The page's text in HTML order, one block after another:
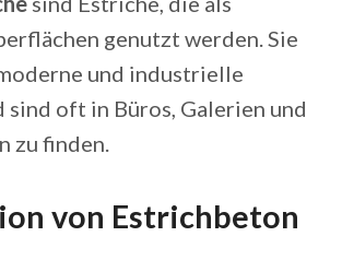
genutzt werden. Sie
und industrielle
oft in Büros, Galerien und
zu finden.
von Estrichbeton